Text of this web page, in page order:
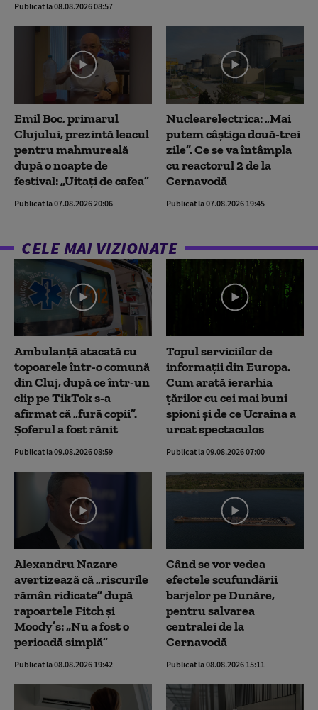
Publicat la 08.08.2026 08:57
Emil Boc, primarul
Clujului, prezintă leacul
pentru mahmureală
după o noapte de
festival: „Uitați de cafea”
Publicat la 07.08.2026 20:06
Nuclearelectrica: „Mai
putem câștiga două-trei
zile”. Ce se va întâmpla
cu reactorul 2 de la
Cernavodă
Publicat la 07.08.2026 19:45
CELE MAI VIZIONATE
Ambulanţă atacată cu
topoarele într-o comună
din Cluj, după ce într-un
clip pe TikTok s-a
afirmat că „fură copii”.
Șoferul a fost rănit
Publicat la 09.08.2026 08:59
Topul serviciilor de
informații din Europa.
Cum arată ierarhia
țărilor cu cei mai buni
spioni și de ce Ucraina a
urcat spectaculos
Publicat la 09.08.2026 07:00
Alexandru Nazare
avertizează că „riscurile
rămân ridicate” după
rapoartele Fitch și
Moody’s: „Nu a fost o
perioadă simplă”
Publicat la 08.08.2026 19:42
Când se vor vedea
efectele scufundării
barjelor pe Dunăre,
pentru salvarea
centralei de la
Cernavodă
Publicat la 08.08.2026 15:11